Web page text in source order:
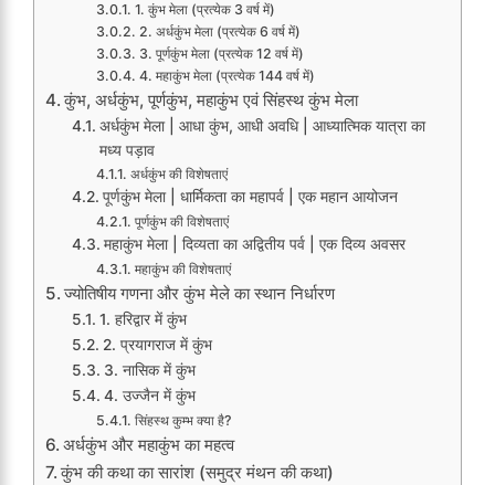
1. कुंभ मेला (प्रत्येक 3 वर्ष में)
2. अर्धकुंभ मेला (प्रत्येक 6 वर्ष में)
3. पूर्णकुंभ मेला (प्रत्येक 12 वर्ष में)
4. महाकुंभ मेला (प्रत्येक 144 वर्ष में)
कुंभ, अर्धकुंभ, पूर्णकुंभ, महाकुंभ एवं सिंहस्थ कुंभ मेला
अर्धकुंभ मेला | आधा कुंभ, आधी अवधि | आध्यात्मिक यात्रा का
मध्य पड़ाव
अर्धकुंभ की विशेषताएं
पूर्णकुंभ मेला | धार्मिकता का महापर्व | एक महान आयोजन
पूर्णकुंभ की विशेषताएं
महाकुंभ मेला | दिव्यता का अद्वितीय पर्व | एक दिव्य अवसर
महाकुंभ की विशेषताएं
ज्योतिषीय गणना और कुंभ मेले का स्थान निर्धारण
1. हरिद्वार में कुंभ
2. प्रयागराज में कुंभ
3. नासिक में कुंभ
4. उज्जैन में कुंभ
सिंहस्थ कुम्भ क्या है?
अर्धकुंभ और महाकुंभ का महत्व
कुंभ की कथा का सारांश (समुद्र मंथन की कथा)